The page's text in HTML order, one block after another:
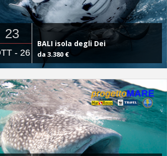
23
- 26
BALI isola degli Dei
da 3.380 €